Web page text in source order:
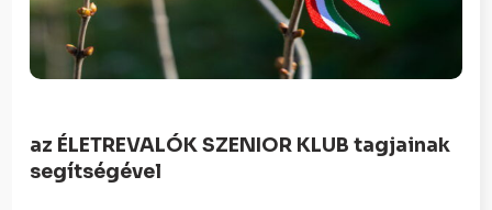
az ÉLETREVALÓK SZENIOR KLUB tagjainak
segítségével